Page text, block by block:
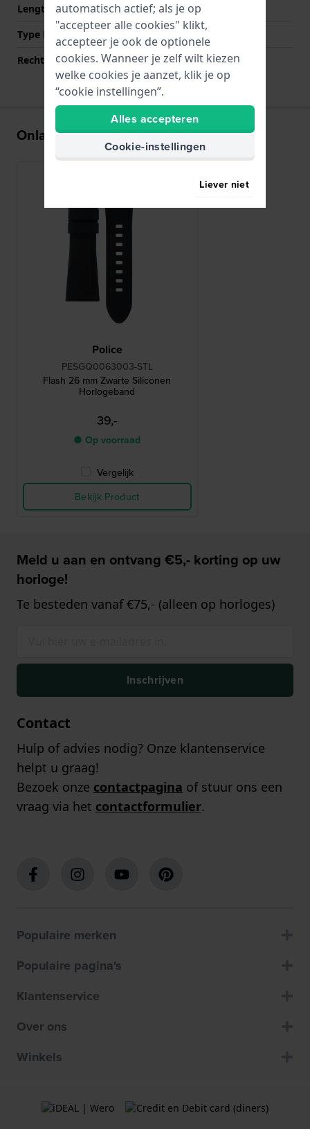
Lengte band op 6 uur (mm)
120 mm
Type bevestiging
Bandpennen
Rechte bandaanzet
Ja
Onlangs bekeken
Police
PESGQ0063003-STL
Flash 26 mm Zwarte Siliconen
Horlogeband
39,-
● Op voorraad
Vergelijk
Bekijk Product
Meld u aan en ontvang €5,- korting op uw
horloge!
Te besteden vanaf €75,- (alleen op horloges)
Inschrijven
Contact
Hulp of advies nodig? Onze klantenservice
helpt u graag!
Bezoek onze contactpagina of stuur ons een
vraag via het contactformulier.
Populaire merken
Populaire pagina's
Klantenservice
Over ons
Winkels
automatisch actief; als je op
"accepteer alle cookies" klikt,
accepteer je ook de optionele
cookies. Wanneer je zelf wilt kiezen
welke cookies je aanzet, klik je op
“cookie instellingen”.
Alles accepteren
Cookie-instellingen
Liever niet